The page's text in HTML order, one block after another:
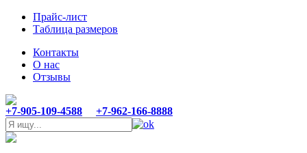
Прайс-лист
Таблица размеров
Контакты
О нас
Отзывы
+7-905-109-4588 +7-962-166-8888